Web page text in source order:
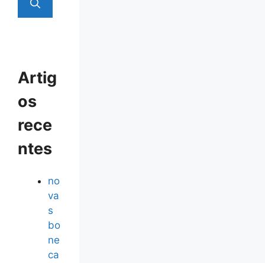
Artig
os
rece
ntes
no
va
s
bo
ne
ca